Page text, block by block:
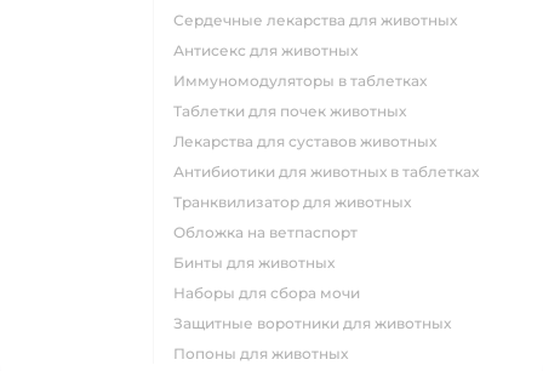
Сердечные лекарства для животных
Антисекс для животных
Иммуномодуляторы в таблетках
Таблетки для почек животных
Лекарства для суставов животных
Антибиотики для животных в таблетках
Транквилизатор для животных
Обложка на ветпаспорт
Бинты для животных
Наборы для сбора мочи
Защитные воротники для животных
Попоны для животных